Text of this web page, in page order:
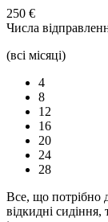
250 €
Числа
(всі місяці)
4
8
12
16
20
24
28
Все, що потрібно
відкидні сидіння,